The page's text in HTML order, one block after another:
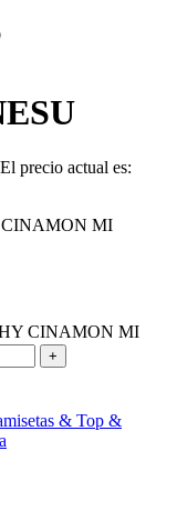
El precio actual es:
MI
CINAMON MI
& Top &